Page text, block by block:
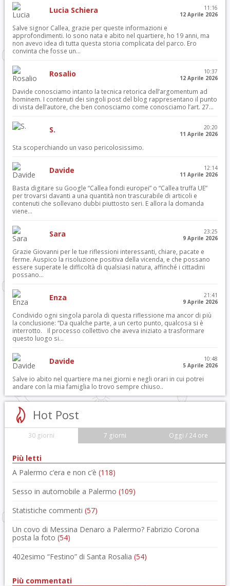
Lucia Schiera
11:16
12 Aprile 2026
Salve signor Callea, grazie per queste informazioni e
approfondimenti. Io sono nata e abito nel quartiere, ho 19 anni, ma
non avevo idea di tutta questa storia complicata del parco. Ero
convinta che fosse un...
Rosalio
10:37
12 Aprile 2026
Davide conosciamo intanto la tecnica retorica dell’argomentum ad
hominem. I contenuti dei singoli post del blog rappresentano il punto
di vista dell’autore, che ben conosciamo come conosciamo l’art. 27...
S.
20:20
11 Aprile 2026
Sta scoperchiando un vaso pericolosissimo.
Davide
12:14
11 Aprile 2026
Basta digitare su Google “Callea fondi europei” o “Callea truffa UE”
per trovarsi davanti a una quantità non trascurabile di articoli e
contenuti che sollevano dubbi piuttosto seri. E allora la domanda
viene...
Sara
23:25
9 Aprile 2026
Grazie Giovanni per le tue riflessioni interessanti, chiare, pacate e
ferme. Auspico la risoluzione positiva della vicenda, e che possano
essere superate le difficoltà di qualsiasi natura, affinché i cittadini
possano...
Enza
21:41
9 Aprile 2026
Condivido ogni singola parola di questa riflessione ma ancor di più
la conclusione: “Da qualche parte, a un certo punto, qualcosa si è
interrotto. Il processo collettivo che aveva iniziato a trasformare
questo luogo si...
Davide
10:48
5 Aprile 2026
Salve io abito nel quartiere ma nei giorni e negli orari in cui potrei
andare con la mia famiglia lo trovo sempre chiuso..
Hot Post
30 giorni 7 giorni Oggi / 24 ore
Più letti
A Palermo c’era e non c’è (118)
Sesso in automobile a Palermo (109)
Statistiche commenti (57)
Un covo di Messina Denaro a Palermo? Fabrizio Corona
posta la foto (54)
402esimo “Festino” di Santa Rosalia (54)
Più commentati